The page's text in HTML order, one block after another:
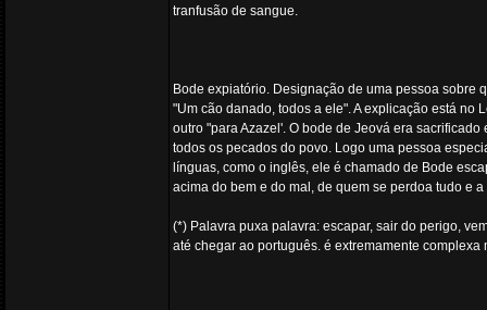
tranfusão de sangue.
Bode expiatório. Designação de uma pessoa sobre
"Um cão danado, todos a ele". A explicação está no
outro "para Azazel'. O bode de Jeová era
todos os pecados do povo. Logo uma pessoa
línguas, como o inglês, ele é chamado de Bode
acima do bem e do mal, de quem se perdoa tudo e
(*) Palavra puxa palavra: escapar, sair do perigo,
até chegar ao português. é extremamente complexa